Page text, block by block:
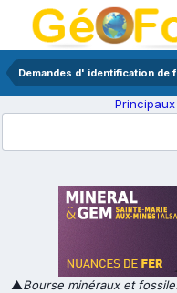
Demandes d' identification de
▲Bourse minéraux et